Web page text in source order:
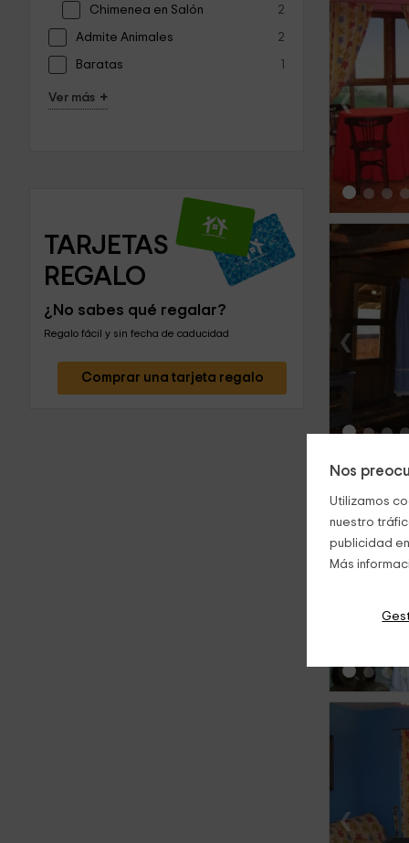
Nos
Utilizamos
nuestro
publicidad
Más
Chimenea en Salón 2
Admite Animales 2
Baratas 1
Ver más +
TARJETAS
REGALO
¿No sabes qué regalar?
Regalo fácil y sin fecha de caducidad
Comprar una tarjeta regalo
‹
‹
‹
‹